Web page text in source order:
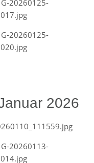
2026